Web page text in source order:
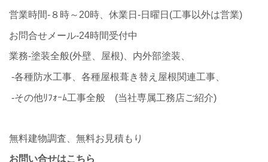
営業時間-８時～20時、休業日-日曜日(工事以外は営業)
お問合せメール-24時間受付中
業務-塗装全般(外壁、屋根)、内外部塗装、
-各種防水工事、各種屋根葺き替え屋根関連工事、
-その他ﾘﾌｫｰﾑ工事全般 (当社専属工務店ご紹介)
無料建物調査、無料お見積もり
お問い合せはこちら